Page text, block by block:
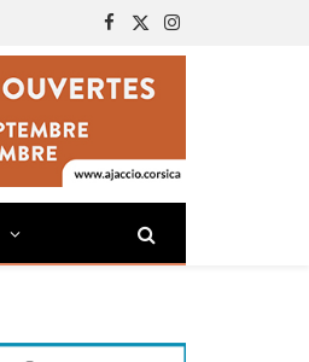
Facebook
X
(Twitter)
Instagram